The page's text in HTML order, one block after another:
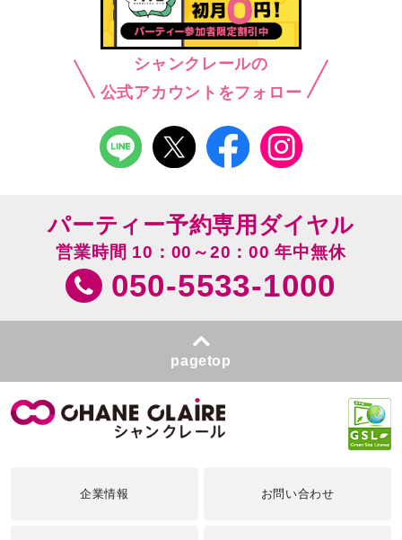
シャンクレールの
公式アカウントをフォロー
パーティー予約専用ダイヤル
営業時間 10：00～20：00 年中無休
050-5533-1000
pagetop
企業情報 お問い合わせ